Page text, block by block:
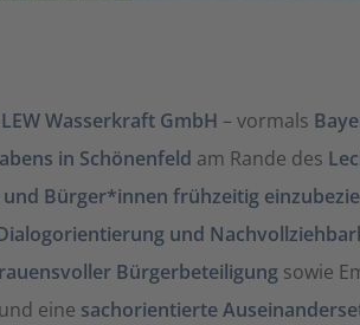
LEW Wasserkraft GmbH – vormals
in Schönenfeld am Rande des
Bürger*innen frühzeitig
und
Bürgerbeteiligung sowie
eine sachorientierte